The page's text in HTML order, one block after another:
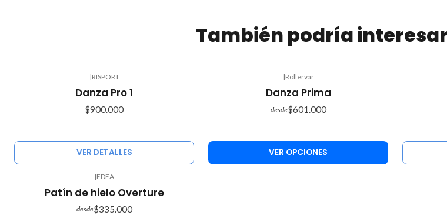
También podría
|RISPORT
Danza Pro 1
$900.000
VER DETALLES
|Rollervar
Danza Prima
desde$601.000
VER OPCIONES
|EDEA
Patín de hielo Overture
desde$335.000